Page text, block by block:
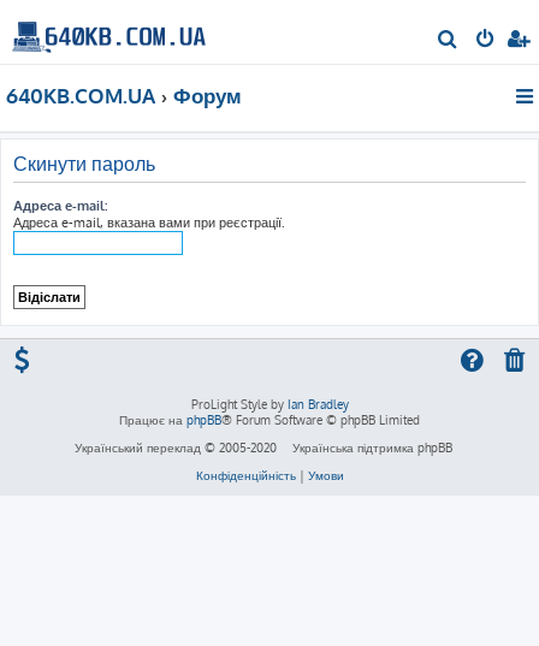
о
640KB.COM.UA Форум
Скинути пароль
Адреса e-mail:
Адреса e-mail, вказана вами при реєстрації.
ProLight Style by Ian Bradley
Працює на phpBB® Forum Software © phpBB Limited
Український переклад © 2005-2020
Українська підтримка phpBB
Конфіденційність| Умови